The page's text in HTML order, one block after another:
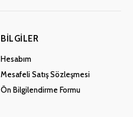
BILGILER
Hesabım
Mesafeli Satış Sözleşmesi
Ön Bilgilendirme Formu